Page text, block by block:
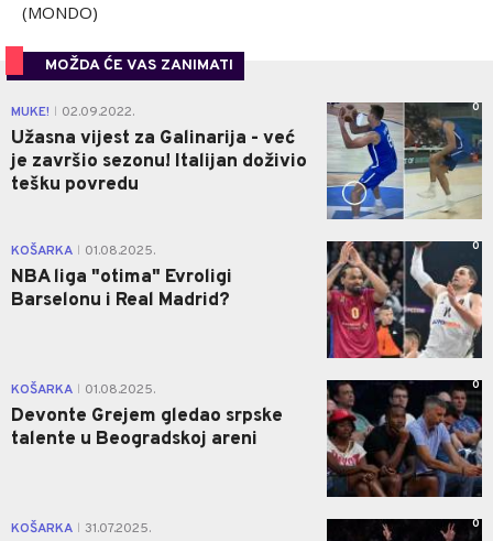
(MONDO)
MOŽDA ĆE VAS ZANIMATI
MUKE! 02.09.2022.
Užasna vijest za Galinarija - već
je završio sezonu! Italijan doživio
tešku povredu
0
KOŠARKA 01.08.2025.
NBA liga "otima" Evroligi
Barselonu i Real Madrid?
0
KOŠARKA 01.08.2025.
Devonte Grejem gledao srpske
talente u Beogradskoj areni
0
KOŠARKA 31.07.2025. 0